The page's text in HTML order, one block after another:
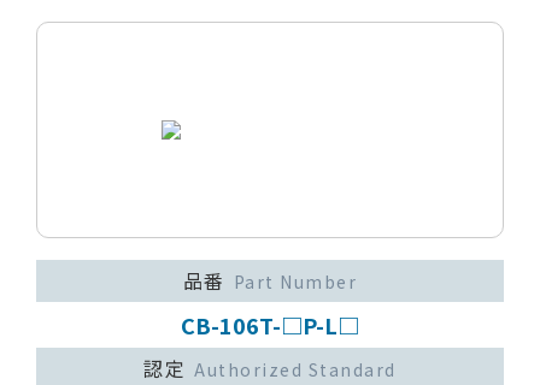
品番 Part Number
CB-106T-□P-L□
認定 Authorized Standard